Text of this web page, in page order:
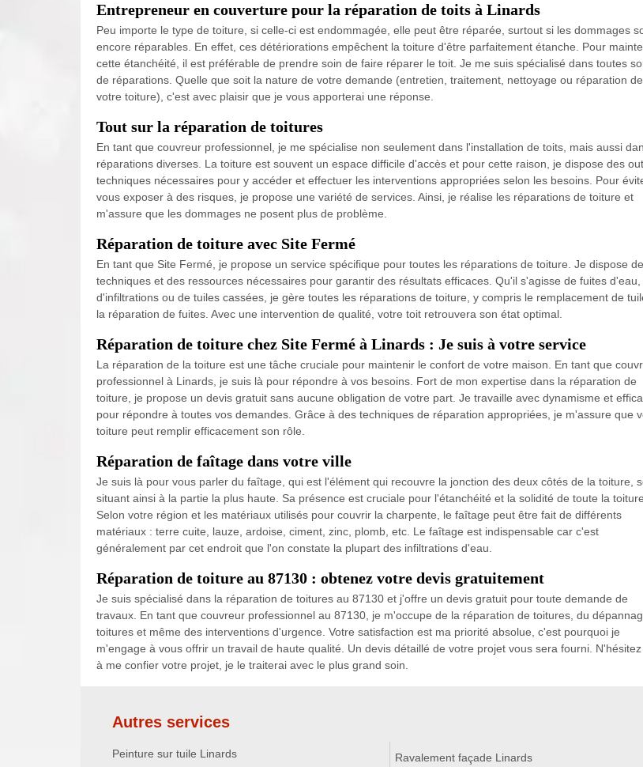
Entrepreneur en couverture pour la réparation de toits à Linards
Peu importe le type de toiture, si celle-ci est endommagée, elle peut être réparée, surtout si les dommages
encore réparables. En effet, ces détériorations empêchent la toiture d'être parfaitement étanche. Pour
cette étanchéité, il est préférable de prendre soin de faire réparer le toit. Je me suis spécialisé dans toutes
de réparations. Quelle que soit la nature de votre demande (entretien, traitement, nettoyage ou réparation de
votre toiture), c'est avec plaisir que je vous apporterai une réponse.
Tout sur la réparation de toitures
En tant que couvreur professionnel, je me spécialise non seulement dans l'installation de toits, mais aussi
réparations diverses. La toiture est souvent un espace difficile d'accès et pour cette raison, je dispose des
techniques nécessaires pour y accéder et effectuer les interventions appropriées selon les besoins. Pour
vous exposer à des risques, je propose une variété de services. Ainsi, je réalise les réparations de toiture et
m'assure que les dommages ne posent plus de problème.
Réparation de toiture avec Site Fermé
En tant que Site Fermé, je propose un service spécifique pour toutes les réparations de toiture. Je dispose
techniques et des ressources nécessaires pour garantir des résultats efficaces. Qu'il s'agisse de fuites d'eau,
d'infiltrations ou de tuiles cassées, je gère toutes les réparations de toiture, y compris le remplacement de
la réparation de fuites. Avec une intervention de qualité, votre toit retrouvera son état optimal.
Réparation de toiture chez Site Fermé à Linards : Je suis à votre service
La réparation de la toiture est une tâche cruciale pour maintenir le confort de votre maison. En tant que
professionnel à Linards, je suis là pour répondre à vos besoins. Fort de mon expertise dans la réparation de
toiture, je propose un devis gratuit sans aucune obligation de votre part. Je travaille avec dynamisme et
pour répondre à toutes vos demandes. Grâce à des techniques de réparation appropriées, je m'assure que
toiture peut remplir efficacement son rôle.
Réparation de faîtage dans votre ville
Je suis là pour vous parler du faîtage, qui est l'élément qui recouvre la jonction des deux côtés de la toiture,
situant ainsi à la partie la plus haute. Sa présence est cruciale pour l'étanchéité et la solidité de toute la
Selon votre région et les matériaux utilisés pour couvrir la charpente, le faîtage peut être fait de différents
matériaux : terre cuite, lauze, ardoise, ciment, zinc, plomb, etc. Le faîtage est indispensable car c'est
généralement par cet endroit que l'on constate la plupart des infiltrations d'eau.
Réparation de toiture au 87130 : obtenez votre devis gratuitement
Je suis spécialisé dans la réparation de toitures au 87130 et j'offre un devis gratuit pour toute demande de
travaux. En tant que couvreur professionnel au 87130, je m'occupe de la réparation de toitures, du
toitures et même des interventions d'urgence. Votre satisfaction est ma priorité absolue, c'est pourquoi je
m'engage à vous offrir un travail de haute qualité. Un devis détaillé de votre projet vous sera fourni.
à me confier votre projet, je le traiterai avec le plus grand soin.
Autres services
Peinture sur tuile Linards Ravalement façade Linards